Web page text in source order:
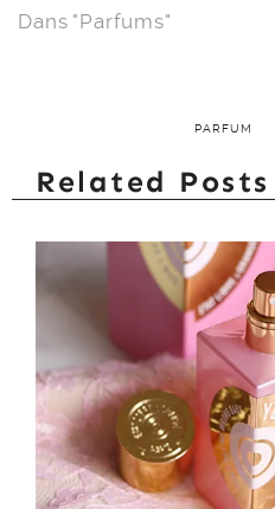
Dans "Parfums"
PARFUM
Related Posts